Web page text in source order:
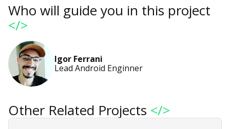
Who will guide you in this project
</>
Igor Ferrani
Lead Android Enginner
Other Related Projects </>